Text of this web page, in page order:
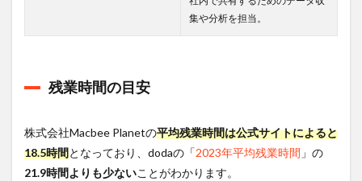
集や分析を担当。
残業時間の目安
株式会社Macbee Planetの平均残業時間は公式サイトによると
18.5時間となっており、dodaの「2023年平均残業時間 」の
21.9時間よりも少ないことがわかります。